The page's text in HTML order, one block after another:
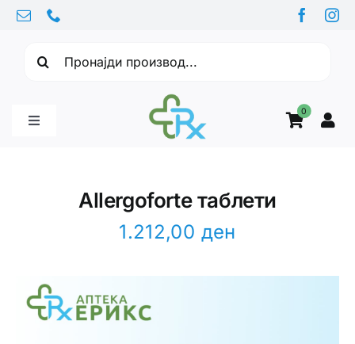
Skip
content
0
Toggle
Allergoforte таблети
1.212,00 ден